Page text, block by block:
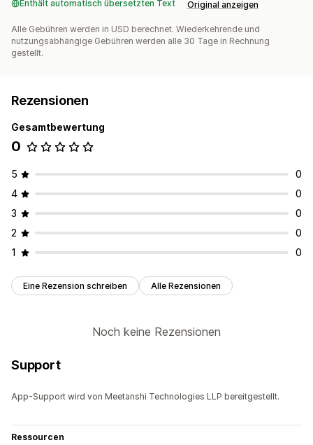
Enthält automatisch übersetzten Text Original anzeigen
Alle Gebühren werden in USD berechnet. Wiederkehrende und
nutzungsabhängige Gebühren werden alle 30 Tage in Rechnung
gestellt.
Rezensionen
Gesamtbewertung
0
5
0
4
0
3
0
2
0
1
0
Eine Rezension schreiben Alle Rezensionen
Noch keine Rezensionen
Support
App-Support wird von Meetanshi Technologies LLP bereitgestellt.
Ressourcen